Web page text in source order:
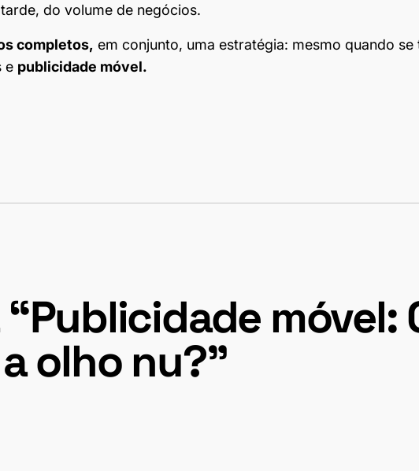
do volume de negócios.
completos, em conjunto, uma estratégia: mesmo quando se
e publicidade móvel.
móvel:
olho nu?”